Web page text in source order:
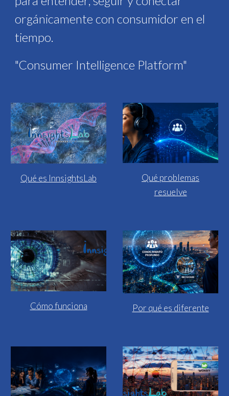
orgánicamente con consumidor en el
tiempo.
"Consumer Intelligence Platform"
Qué es InnsightsLab
Qué problemas
resuelve
Cómo funciona Por qué es diferente